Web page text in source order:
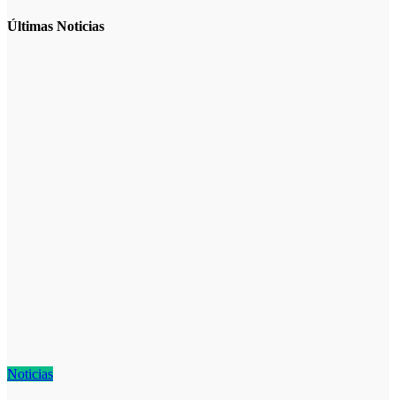
Últimas Noticias
Noticias